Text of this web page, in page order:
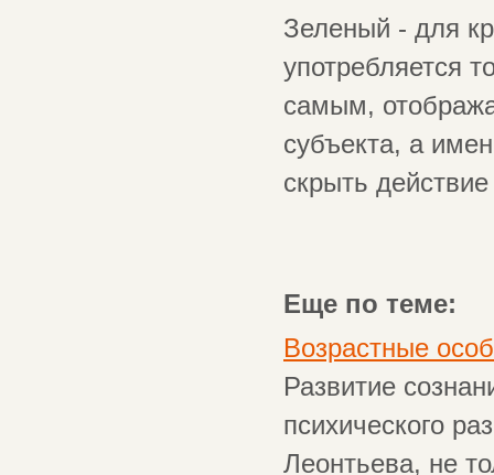
Зеленый - для
употребляется
самым,
субъекта, а
скрыть
Еще по теме:
Возрастные
Развитие
психического
Леонтьева, не